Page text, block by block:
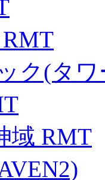
ク(タ
域 RMT